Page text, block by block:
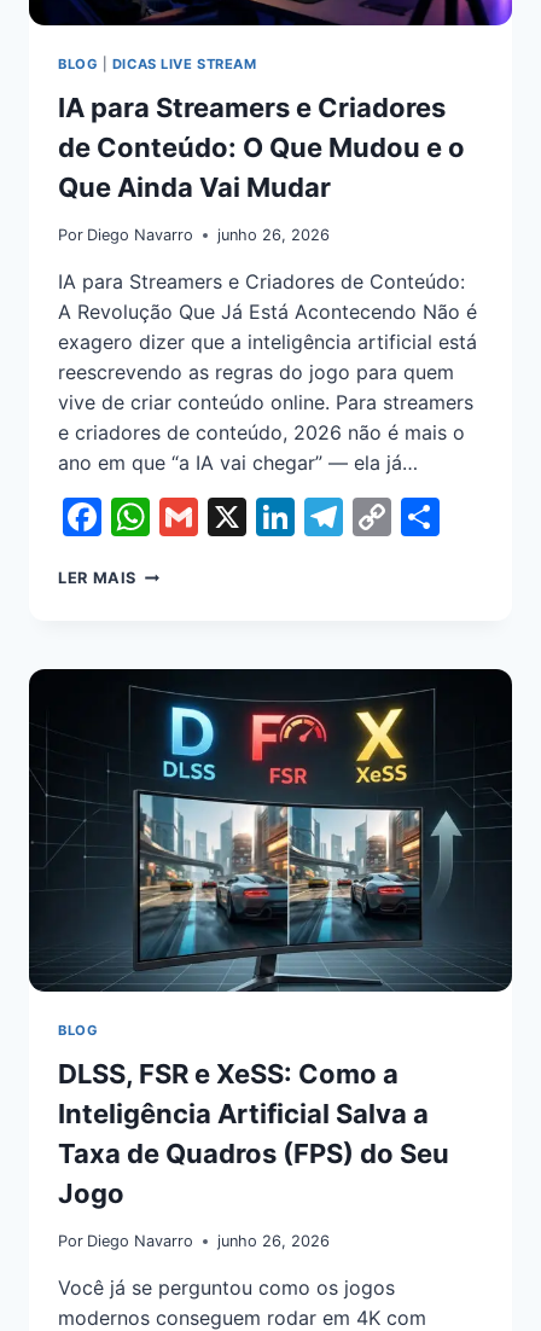
BLOG DICAS LIVE STREAM
IA para Streamers e Criadores
de Conteúdo: O Que Mudou e o
Que Ainda Vai Mudar
Por Diego Navarro junho 26, 2026
IA para Streamers e Criadores de Conteúdo:
A Revolução Que Já Está Acontecendo Não é
exagero dizer que a inteligência artificial está
reescrevendo as regras do jogo para quem
vive de criar conteúdo online. Para streamers
e criadores de conteúdo, 2026 não é mais o
ano em que “a IA vai chegar” — ela já…
Facebook
WhatsApp
Gmail
X LinkedIn
Telegram
Copy
LER MAIS
BLOG
DLSS, FSR e XeSS: Como a
Inteligência Artificial Salva a
Taxa de Quadros (FPS) do Seu
Jogo
Por Diego Navarro junho 26, 2026
Você já se perguntou como os jogos
modernos conseguem rodar em 4K com